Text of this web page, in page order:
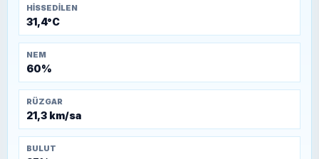
HISSEDILEN
31,4°C
NEM
60%
RÜZGAR
21,3 km/sa
BULUT